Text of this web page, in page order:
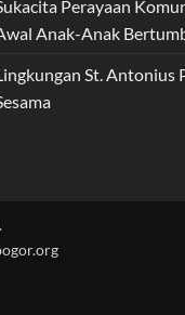
Perayaan
Anak-Anak
St. Antonius